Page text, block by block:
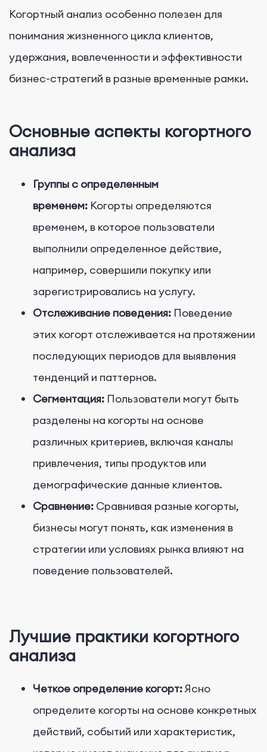
Когортный анализ особенно полезен для
понимания жизненного цикла клиентов,
удержания, вовлеченности и эффективности
бизнес-стратегий в разные временные рамки.
Основные аспекты когортного
анализа
Группы с определенным
временем: Когорты определяются
временем, в которое пользователи
выполнили определенное действие,
например, совершили покупку или
зарегистрировались на услугу.
Отслеживание поведения: Поведение
этих когорт отслеживается на протяжении
последующих периодов для выявления
тенденций и паттернов.
Сегментация: Пользователи могут быть
разделены на когорты на основе
различных критериев, включая каналы
привлечения, типы продуктов или
демографические данные клиентов.
Сравнение: Сравнивая разные когорты,
бизнесы могут понять, как изменения в
стратегии или условиях рынка влияют на
поведение пользователей.
Лучшие практики когортного
анализа
Четкое определение когорт:Ясно
определите когорты на основе конкретных
действий, событий или характеристик,